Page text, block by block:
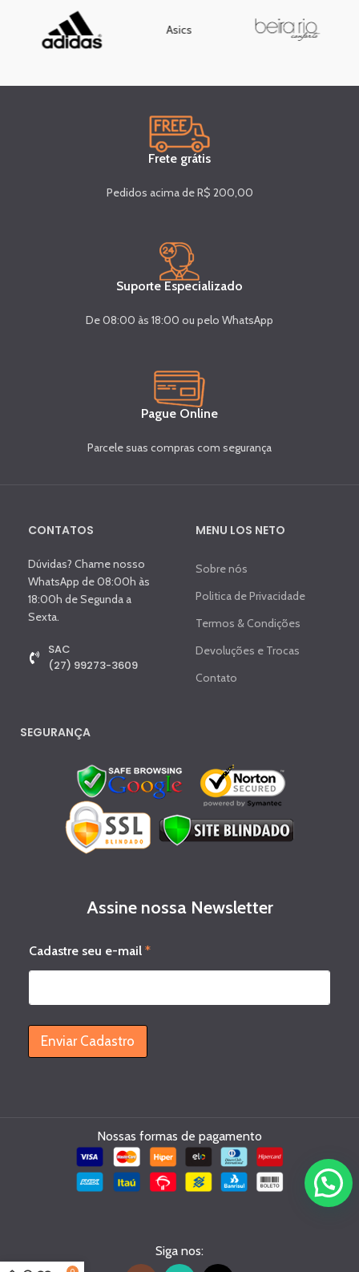
Asics
Frete grátis
Pedidos acima de R$ 200,00
Suporte Especializado
De 08:00 às 18:00 ou pelo WhatsApp
Pague Online
Parcele suas compras com segurança
CONTATOS
Dúvidas? Chame nosso
WhatsApp de 08:00h às
18:00h de Segunda a
Sexta.
SAC
(27) 99273-3609
MENU LOS NETO
Sobre nós
Politica de Privacidade
Termos & Condições
Devoluções e Trocas
Contato
SEGURANÇA
Assine nossa Newsletter
e
u
-
a
l
Cadastre seu e-mail*
Enviar Cadastro
Nossas formas de pagamento
Siga nos: